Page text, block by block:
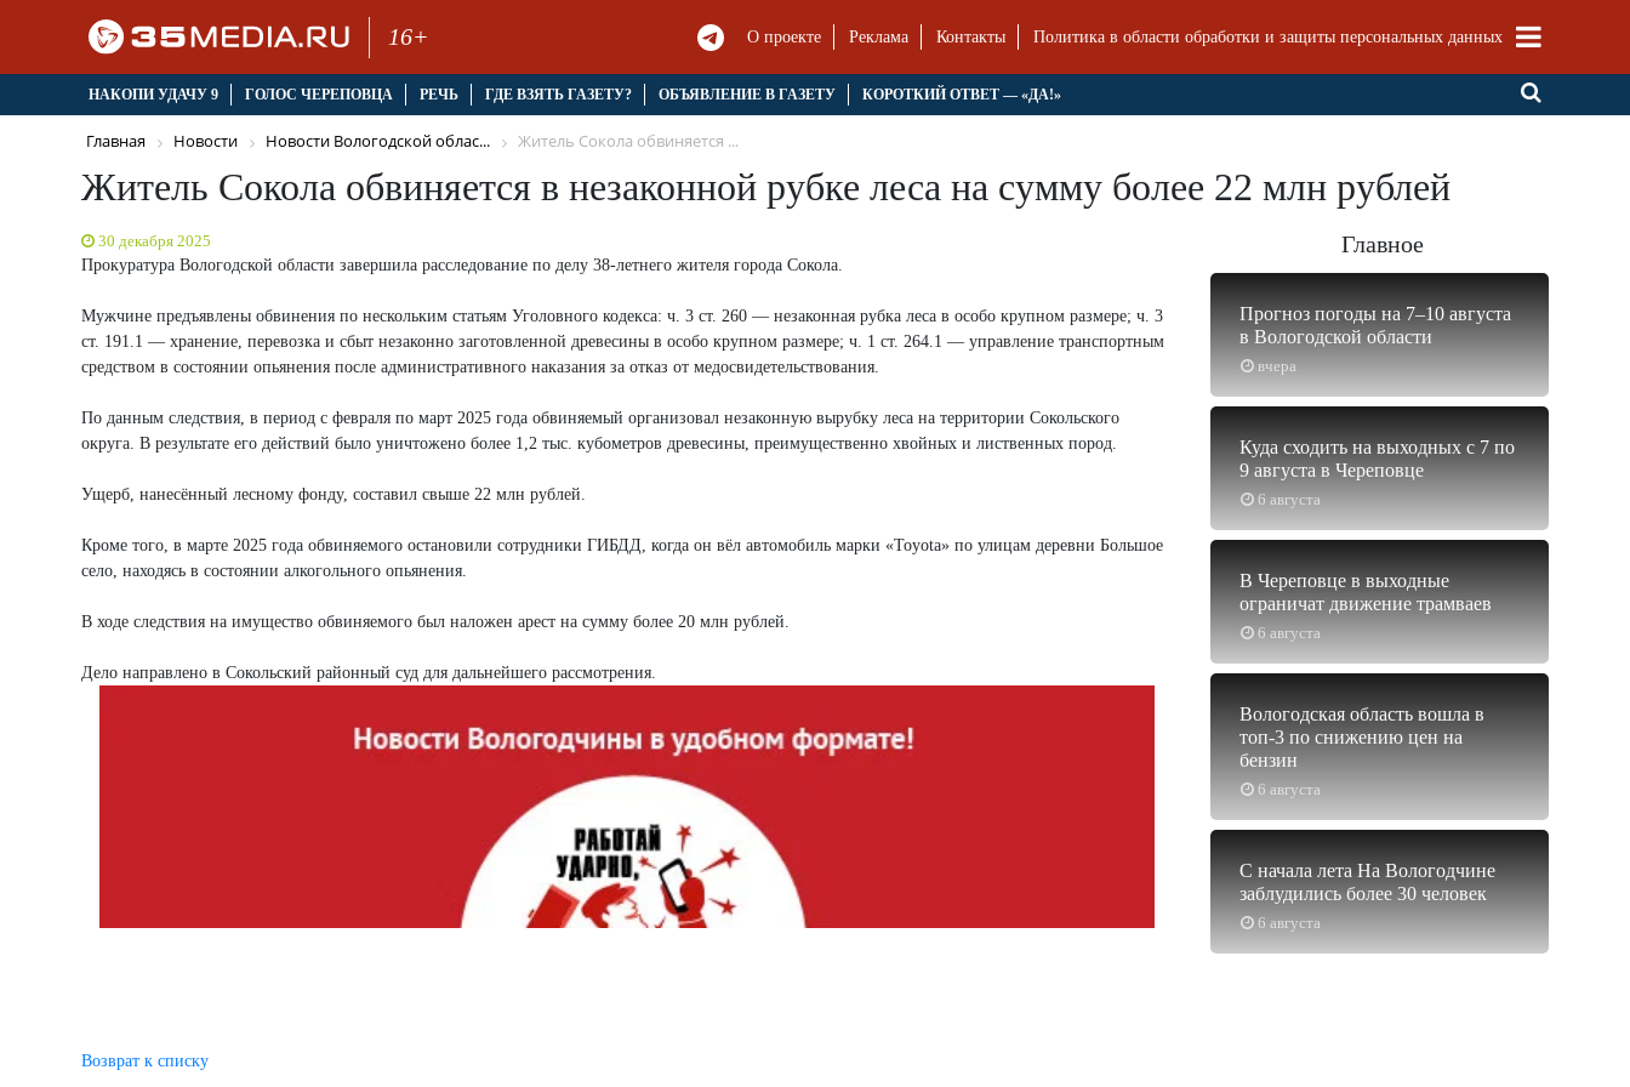
16+ О проекте Реклама Контакты Политика в области обработки и защиты персональных данных
НАКОПИ УДАЧУ 9 ГОЛОС ЧЕРЕПОВЦА РЕЧЬ ГДЕ ВЗЯТЬ ГАЗЕТУ? ОБЪЯВЛЕНИЕ В ГАЗЕТУ КОРОТКИЙ ОТВЕТ — «ДА!»
Главная Новости Новости Вологодской облас... Житель Сокола обвиняется ...
Житель Сокола обвиняется в незаконной рубке леса на сумму более 22 млн рублей
30 декабря 2025
Прокуратура Вологодской области завершила расследование по делу 38-летнего жителя города Сокола.
Мужчине предъявлены обвинения по нескольким статьям Уголовного кодекса: ч. 3 ст. 260 — незаконная рубка леса в особо крупном размере; ч. 3
ст. 191.1 — хранение, перевозка и сбыт незаконно заготовленной древесины в особо крупном размере; ч. 1 ст. 264.1 — управление транспортным
средством в состоянии опьянения после административного наказания за отказ от медосвидетельствования.
По данным следствия, в период с февраля по март 2025 года обвиняемый организовал незаконную вырубку леса на территории Сокольского
округа. В результате его действий было уничтожено более 1,2 тыс. кубометров древесины, преимущественно хвойных и лиственных пород.
Ущерб, нанесённый лесному фонду, составил свыше 22 млн рублей.
Кроме того, в марте 2025 года обвиняемого остановили сотрудники ГИБДД, когда он вёл автомобиль марки «Toyota» по улицам деревни Большое
село, находясь в состоянии алкогольного опьянения.
В ходе следствия на имущество обвиняемого был наложен арест на сумму более 20 млн рублей.
Дело направлено в Сокольский районный суд для дальнейшего рассмотрения.
Главное
вчера
Прогноз погоды на 7–10 августа
в Вологодской области
6 августа
Куда сходить на выходных с 7 по
9 августа в Череповце
6 августа
В Череповце в выходные
ограничат движение трамваев
6 августа
Вологодская область вошла в
топ-3 по снижению цен на
бензин
6 августа
С начала лета На Вологодчине
заблудились более 30 человек
Возврат к списку